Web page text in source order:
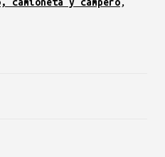
camioneta y campero,